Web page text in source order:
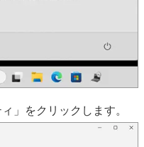
」をクリックします。